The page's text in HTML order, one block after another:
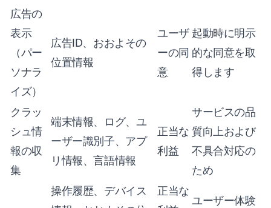
広告の
表示
（パー
ソナラ
イズ）
広告ID、おおよその
位置情報
ユーザ
ーの同
意
起動時に明示
的な同意を取
得します
クラッ
シュ情
報の収
集
端末情報、ログ、ユ
ーザー識別子、アプ
リ情報、言語情報
正当な
利益
サービスの品
質向上および
不具合対応の
ため
操作履歴、デバイス
正当な
ユーザー体験